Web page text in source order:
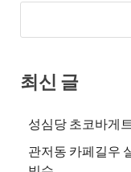
최신 글
성심당 초코바게
관저동 카페길우